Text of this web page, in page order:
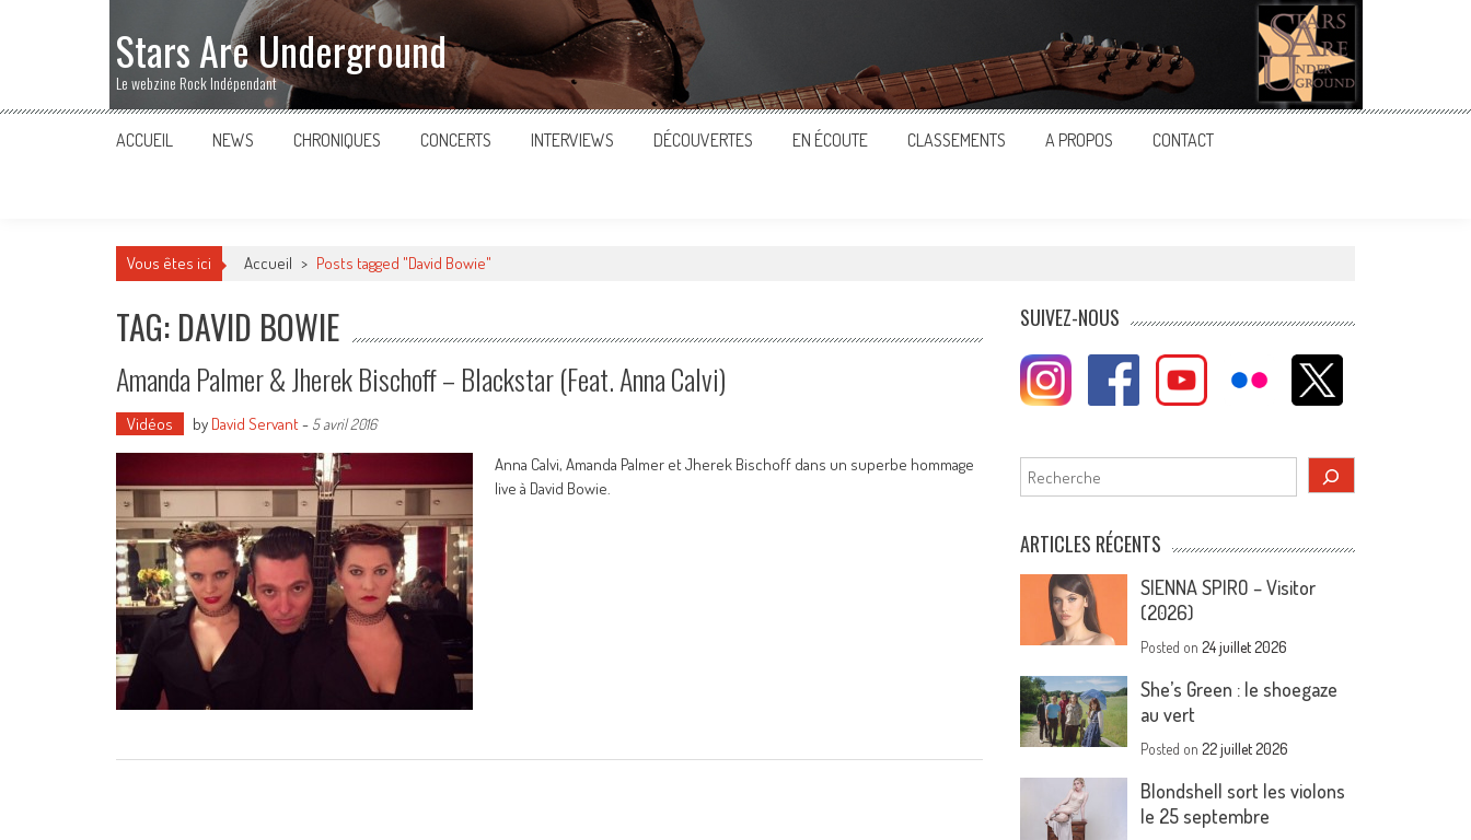
Stars Are Underground
Le webzine Rock Indépendant
ACCUEIL NEWS CHRONIQUES CONCERTS INTERVIEWS DÉCOUVERTES EN ÉCOUTE CLASSEMENTS A PROPOS CONTACT
Vous êtes ici Accueil > Posts tagged "David Bowie"
TAG: DAVID BOWIE
Amanda Palmer & Jherek Bischoff – Blackstar (Feat. Anna Calvi)
Vidéos by David Servant- 5 avril 2016
Anna Calvi, Amanda Palmer et Jherek Bischoff dans un superbe hommage
live à David Bowie.
SUIVEZ-NOUS
Rechercher
ARTICLES RÉCENTS
SIENNA SPIRO – Visitor
(2026)
Posted on24 juillet 2026
She’s Green : le shoegaze
au vert
Posted on22 juillet 2026
Blondshell sort les violons
le 25 septembre